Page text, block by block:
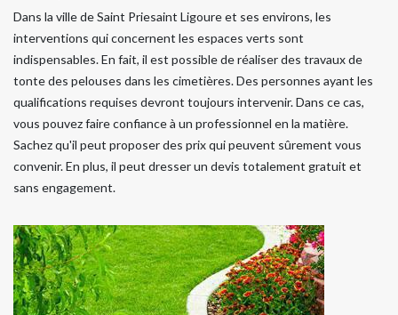
Dans la ville de Saint Priesaint Ligoure et ses environs, les
interventions qui concernent les espaces verts sont
indispensables. En fait, il est possible de réaliser des travaux de
tonte des pelouses dans les cimetières. Des personnes ayant les
qualifications requises devront toujours intervenir. Dans ce cas,
vous pouvez faire confiance à un professionnel en la matière.
Sachez qu'il peut proposer des prix qui peuvent sûrement vous
convenir. En plus, il peut dresser un devis totalement gratuit et
sans engagement.